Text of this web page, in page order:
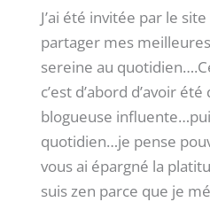
J’ai été invitée par le site
partager mes
sereine au
c’est d’abord d’avoir
blogueuse
quotidien…je pense
vous ai épargné la
suis zen parce que je